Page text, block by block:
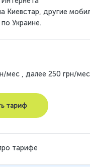
Киевстар, другие
Украине.
мес , далее 250 грн/мес
тариф
тарифе